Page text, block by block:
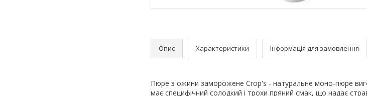
Опис Характеристики Інформація для замовлення
Пюре з ожини заморожене Crop's - натуральне моно-пюре
має специфічний солодкий і трохи пряний смак, що надає